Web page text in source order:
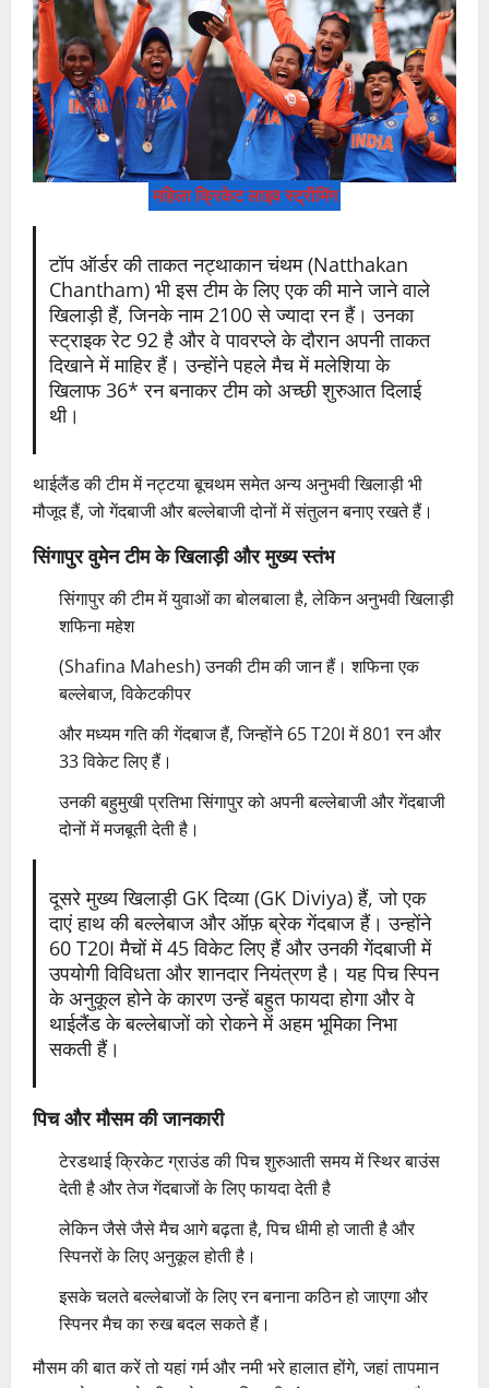
महिला क्रिकेट लाइव स्ट्रीमिंग
टॉप ऑर्डर की ताकत नट्थाकान चंथम (Natthakan
Chantham) भी इस टीम के लिए एक की माने जाने वाले
खिलाड़ी हैं, जिनके नाम 2100 से ज्यादा रन हैं। उनका
स्ट्राइक रेट 92 है और वे पावरप्ले के दौरान अपनी ताकत
दिखाने में माहिर हैं। उन्होंने पहले मैच में मलेशिया के
खिलाफ 36* रन बनाकर टीम को अच्छी शुरुआत दिलाई
थी।
थाईलैंड की टीम में नट्टया बूचथम समेत अन्य अनुभवी खिलाड़ी भी
मौजूद हैं, जो गेंदबाजी और बल्लेबाजी दोनों में संतुलन बनाए रखते हैं।
सिंगापुर वुमेन टीम के खिलाड़ी और मुख्य स्तंभ
सिंगापुर की टीम में युवाओं का बोलबाला है, लेकिन अनुभवी खिलाड़ी
शफिना महेश
(Shafina Mahesh) उनकी टीम की जान हैं। शफिना एक
बल्लेबाज, विकेटकीपर
और मध्यम गति की गेंदबाज हैं, जिन्होंने 65 T20I में 801 रन और
33 विकेट लिए हैं।
उनकी बहुमुखी प्रतिभा सिंगापुर को अपनी बल्लेबाजी और गेंदबाजी
दोनों में मजबूती देती है।
दूसरे मुख्य खिलाड़ी GK दिव्या (GK Diviya) हैं, जो एक
दाएं हाथ की बल्लेबाज और ऑफ़ ब्रेक गेंदबाज हैं। उन्होंने
60 T20I मैचों में 45 विकेट लिए हैं और उनकी गेंदबाजी में
उपयोगी विविधता और शानदार नियंत्रण है। यह पिच स्पिन
के अनुकूल होने के कारण उन्हें बहुत फायदा होगा और वे
थाईलैंड के बल्लेबाजों को रोकने में अहम भूमिका निभा
सकती हैं।
पिच और मौसम की जानकारी
टेरडथाई क्रिकेट ग्राउंड की पिच शुरुआती समय में स्थिर बाउंस
देती है और तेज गेंदबाजों के लिए फायदा देती है
लेकिन जैसे जैसे मैच आगे बढ़ता है, पिच धीमी हो जाती है और
स्पिनरों के लिए अनुकूल होती है।
इसके चलते बल्लेबाजों के लिए रन बनाना कठिन हो जाएगा और
स्पिनर मैच का रुख बदल सकते हैं।
मौसम की बात करें तो यहां गर्म और नमी भरे हालात होंगे, जहां तापमान